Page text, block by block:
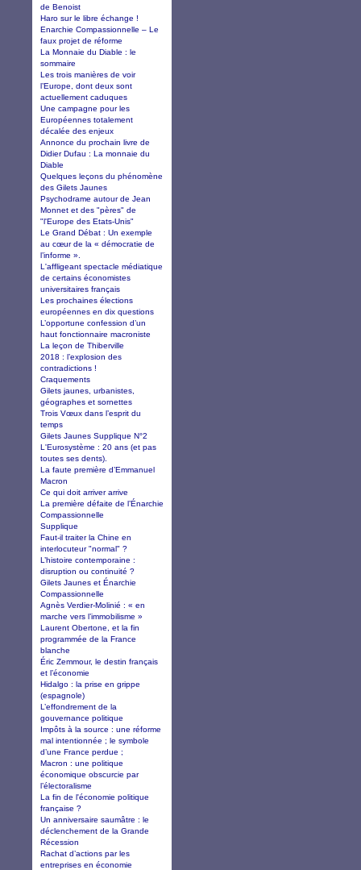
de Benoist
Haro sur le libre échange !
Enarchie Compassionnelle – Le
faux projet de réforme
La Monnaie du Diable : le
sommaire
Les trois manières de voir
l’Europe, dont deux sont
actuellement caduques
Une campagne pour les
Européennes totalement
décalée des enjeux
Annonce du prochain livre de
Didier Dufau : La monnaie du
Diable
Quelques leçons du phénomène
des Gilets Jaunes
Psychodrame autour de Jean
Monnet et des "pères" de
"l'Europe des Etats-Unis"
Le Grand Débat : Un exemple
au cœur de la « démocratie de
l’informe ».
L'affligeant spectacle médiatique
de certains économistes
universitaires français
Les prochaines élections
européennes en dix questions
L’opportune confession d’un
haut fonctionnaire macroniste
La leçon de Thiberville
2018 : l’explosion des
contradictions !
Craquements
Gilets jaunes, urbanistes,
géographes et sornettes
Trois Vœux dans l’esprit du
temps
Gilets Jaunes Supplique N°2
L'Eurosystème : 20 ans (et pas
toutes ses dents).
La faute première d’Emmanuel
Macron
Ce qui doit arriver arrive
La première défaite de l’Énarchie
Compassionnelle
Supplique
Faut-il traiter la Chine en
interlocuteur "normal" ?
L’histoire contemporaine :
disruption ou continuité ?
Gilets Jaunes et Énarchie
Compassionnelle
Agnès Verdier-Molinié : « en
marche vers l’immobilisme »
Laurent Obertone, et la fin
programmée de la France
blanche
Éric Zemmour, le destin français
et l’économie
Hidalgo : la prise en grippe
(espagnole)
L’effondrement de la
gouvernance politique
Impôts à la source : une réforme
mal intentionnée ; le symbole
d’une France perdue ;
Macron : une politique
économique obscurcie par
l’électoralisme
La fin de l'économie politique
française ?
Un anniversaire saumâtre : le
déclenchement de la Grande
Récession
Rachat d’actions par les
entreprises en économie